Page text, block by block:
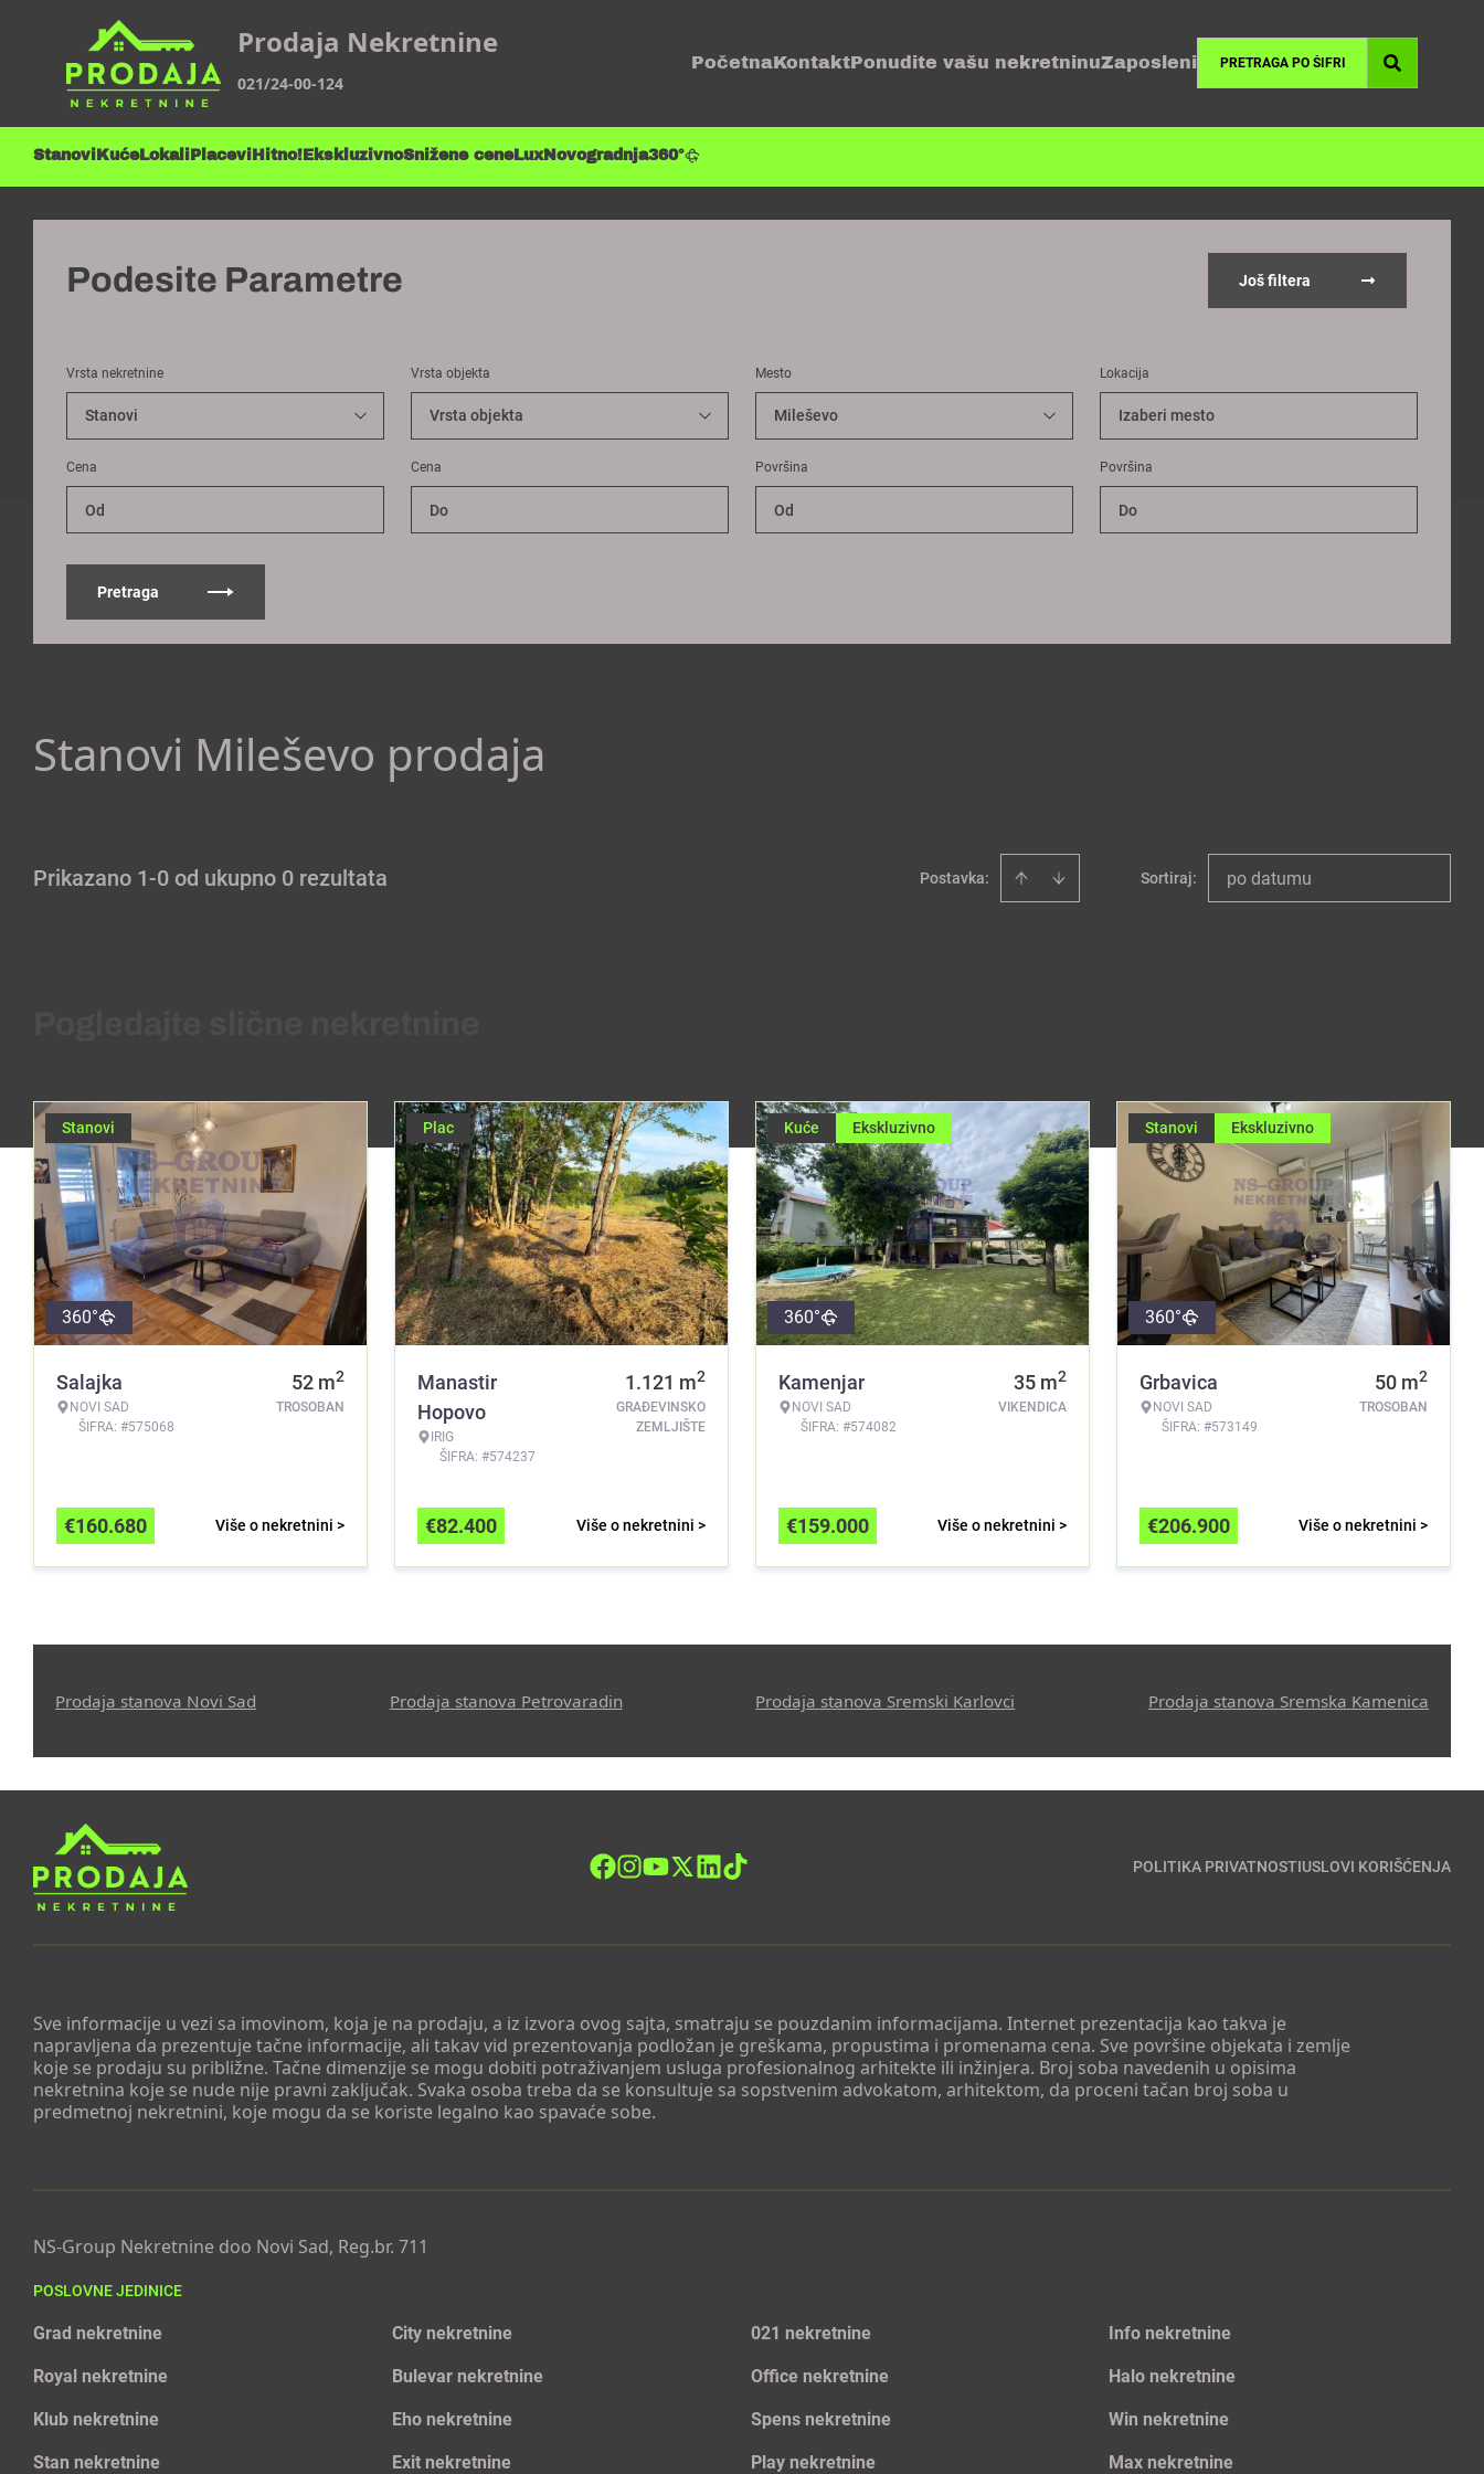
Prodaja Nekretnine
021/24-00-124
Početna Kontakt Ponudite vašu nekretninuZaposleni
Stanovi KućeLokali Placevi Hitno! EkskluzivnoSnižene ceneLuxNovogradnja360°
Podesite Parametre Još filtera
Vrsta nekretnine Vrsta objekta Mesto Lokacija
Izaberi mesto
Cena Cena Površina Površina
Pretraga
Stanovi Mileševo prodaja
Prikazano 1-0 od ukupno 0 rezultata Postavka: Sortiraj: po datumu
Stanovi
360°
Salajka
NOVI SAD
ŠIFRA: #575068
52 m2
TROSOBAN
Više o nekretnini >
€160.680
Plac
Manastir
Hopovo
IRIG
ŠIFRA: #574237
1.121 m2
GRAĐEVINSKO
ZEMLJIŠTE
Više o nekretnini >
€82.400
Kuće Ekskluzivno
360°
Kamenjar
NOVI SAD
ŠIFRA: #574082
35 m2
VIKENDICA
Više o nekretnini >
€159.000
Stanovi Ekskluzivno
360°
Grbavica
NOVI SAD
ŠIFRA: #573149
50 m2
TROSOBAN
Više o nekretnini >
€206.900
Prodaja stanova Novi Sad Prodaja stanova Petrovaradin Prodaja stanova Sremski Karlovci Prodaja stanova Sremska Kamenica
POLITIKA PRIVATNOSTIUSLOVI KORIŠĆENJA
Sve informacije u vezi sa imovinom, koja je na prodaju, a iz izvora ovog sajta, smatraju se pouzdanim informacijama. Internet prezentacija kao takva je
napravljena da prezentuje tačne informacije, ali takav vid prezentovanja podložan je greškama, propustima i promenama cena. Sve površine objekata i zemlje
koje se prodaju su približne. Tačne dimenzije se mogu dobiti potraživanjem usluga profesionalnog arhitekte ili inžinjera. Broj soba navedenih u opisima
nekretnina koje se nude nije pravni zaključak. Svaka osoba treba da se konsultuje sa sopstvenim advokatom, arhitektom, da proceni tačan broj soba u
predmetnoj nekretnini, koje mogu da se koriste legalno kao spavaće sobe.
NS-Group Nekretnine doo Novi Sad, Reg.br. 711
POSLOVNE JEDINICE
Grad nekretnine City nekretnine 021 nekretnine Info nekretnine
Royal nekretnine Bulevar nekretnine Office nekretnine Halo nekretnine
Klub nekretnine Eho nekretnine Spens nekretnine Win nekretnine
Stan nekretnine Exit nekretnine Play nekretnine Max nekretnine